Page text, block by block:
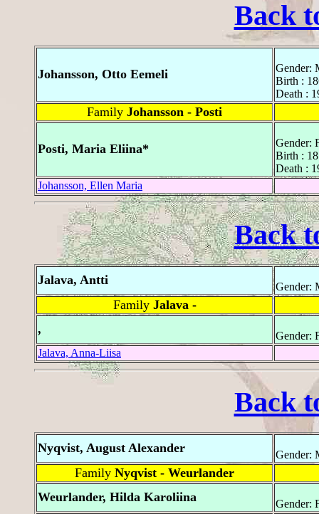
Back
Johansson, Otto Eemeli
Gender:
Birth :
Death :
Family Johansson - Posti
Posti, Maria Eliina*
Gender:
Birth :
Death :
Johansson, Ellen Maria
Back
Jalava, Antti Gender:
Family Jalava -
,
Gender:
Jalava, Anna-Liisa
Back
Nyqvist, August Alexander Gender:
Family Nyqvist - Weurlander
Weurlander, Hilda Karoliina
Gender: